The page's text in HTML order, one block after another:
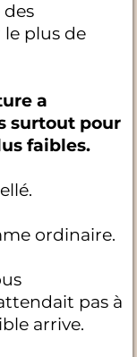
plus de
a
surtout pour
faibles.
ordinaire.
pas à
arrive.